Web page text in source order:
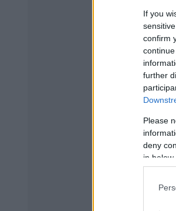
If you
confirm
further
Please
deny
in below